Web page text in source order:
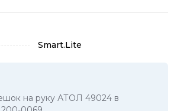
Smart.Lite
на руку АТОЛ 49024 в